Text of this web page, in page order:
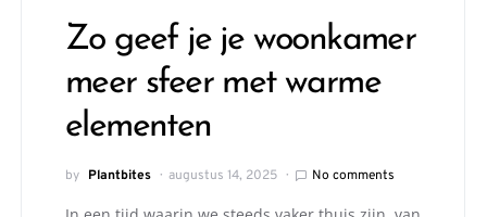
Zo geef je je woonkamer
meer sfeer met warme
elementen
by Plantbites augustus 14, 2025 No comments